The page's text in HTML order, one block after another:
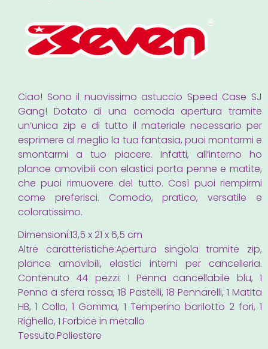
Ciao! Sono il nuovissimo astuccio Speed Case SJ
Gang! Dotato di una comoda apertura tramite
un’unica zip e di tutto il materiale necessario per
esprimere al meglio la tua fantasia, puoi montarmi e
smontarmi a tuo piacere. Infatti, all’interno ho
plance amovibili con elastici porta penne e matite,
che puoi rimuovere del tutto. Così puoi riempirmi
come preferisci. Comodo, pratico, versatile e
coloratissimo.
Dimensioni:13,5 x 21 x 6,5 cm
Altre caratteristiche:Apertura singola tramite zip,
plance amovibili, elastici interni per cancelleria.
Contenuto 44 pezzi: 1 Penna cancellabile blu, 1
Penna a sfera rossa, 18 Pastelli, 18 Pennarelli, 1 Matita
HB, 1 Colla, 1 Gomma, 1 Temperino barilotto 2 fori, 1
Righello, 1 Forbice in metallo
Tessuto:Poliestere